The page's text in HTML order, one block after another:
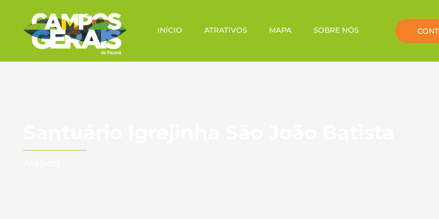
INÍCIO ATRATIVOS MAPA SOBRE NÓS